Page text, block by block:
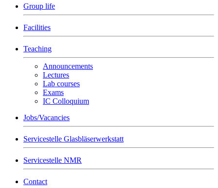
Group life
Facilities
Teaching
Announcements
Lectures
Lab courses
Exams
IC Colloquium
Jobs/Vacancies
Servicestelle Glasbläserwerkstatt
Servicestelle NMR
Contact